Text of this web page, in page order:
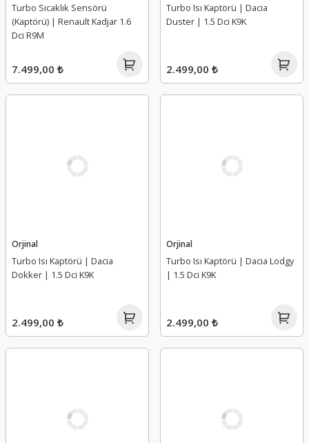
Turbo Sıcaklık Sensörü
(Kaptörü) | Renault Kadjar 1.6
Dci R9M
7.499,00 ₺
Turbo Isı Kaptörü | Dacia
Duster | 1.5 Dci K9K
2.499,00 ₺
Orjinal
Turbo Isı Kaptörü | Dacia
Dokker | 1.5 Dci K9K
2.499,00 ₺
Orjinal
Turbo Isı Kaptörü | Dacia Lodgy
| 1.5 Dci K9K
2.499,00 ₺